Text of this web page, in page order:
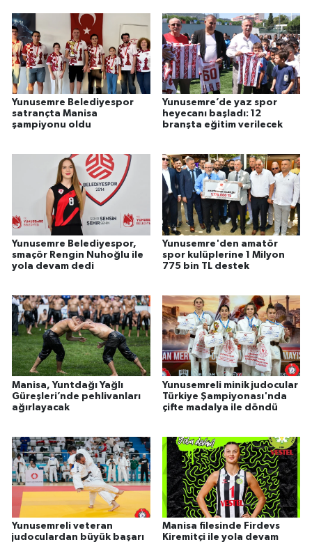
Yunusemre Belediyespor
satrançta Manisa
şampiyonu oldu
Yunusemre’de yaz spor
heyecanı başladı: 12
branşta eğitim verilecek
Yunusemre Belediyespor,
smaçör Rengin Nuhoğlu ile
yola devam dedi
Yunusemre'den amatör
spor kulüplerine 1 Milyon
775 bin TL destek
Manisa, Yuntdağı Yağlı
Güreşleri’nde pehlivanları
ağırlayacak
Yunusemreli minik judocular
Türkiye Şampiyonası'nda
çifte madalya ile döndü
Yunusemreli veteran
judoculardan büyük başarı
Manisa filesinde Firdevs
Kiremitçi ile yola devam